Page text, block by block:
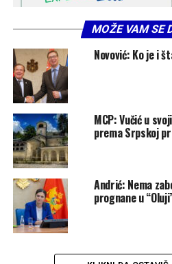
MOŽE VAM SE
Novović: Ko je i
MCP: Vučić u
prema Srpskoj
Andrić: Nema
prognane u